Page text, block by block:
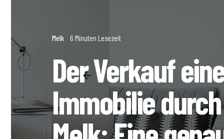
Melk 6 Minuten Lesezeit
Der Verkauf
Immobilie